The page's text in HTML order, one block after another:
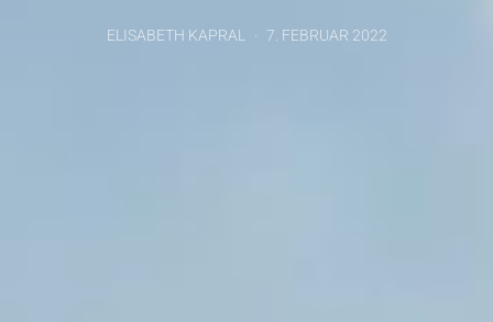
ELISABETH KAPRAL 7. FEBRUAR 2022